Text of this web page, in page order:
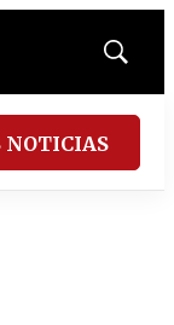
Mostrar